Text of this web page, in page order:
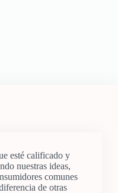
esté calificado y
nuestras ideas,
comunes
de otras